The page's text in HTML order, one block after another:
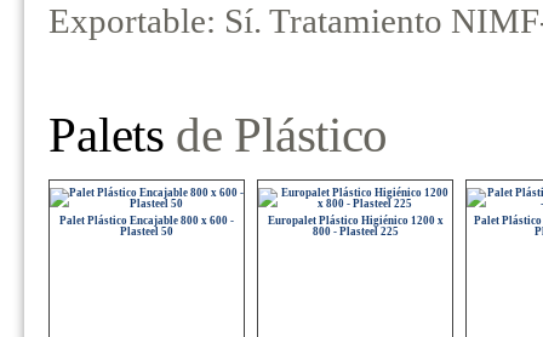
Exportable: Sí. Tratamiento
Palets de Plástico
Palet Plástico Encajable 800 x 600 -
Plasteel 50
Europalet Plástico Higiénico 1200 x
800 - Plasteel 225
Palet